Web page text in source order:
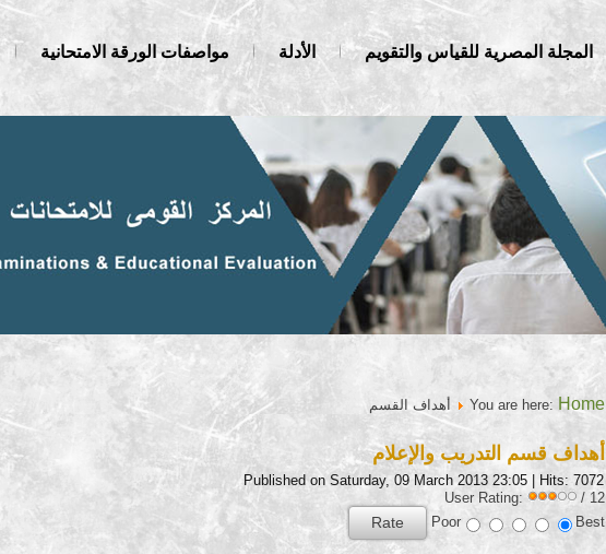
المجلة المصرية للقياس والتقويم الأدلة مواصفات الورقة الامتحانية
You are here: Home أهداف القسم
أهداف قسم التدريب والإعلام
Published on Saturday, 09 March 2013 23:05 | Hits: 7072
User Rating:
/ 12
Poor
Best